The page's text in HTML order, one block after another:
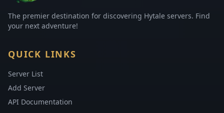
The premier destination for discovering Hytale servers. Find
your next adventure!
QUICK LINKS
Server List
Add Server
API Documentation